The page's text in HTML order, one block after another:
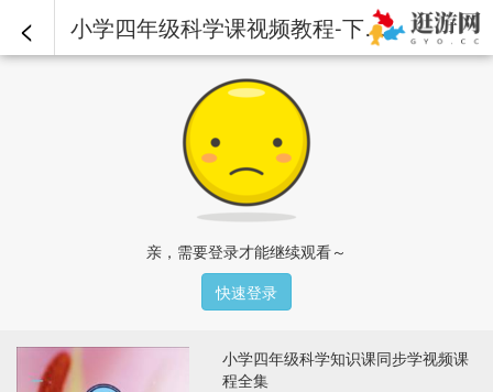
< 小学四年级科学课视频教程-下册-01.生活中的静电现象（一）——体验静电现象.mp4 - 小学四年级科学知识课同步学视频课程全集
亲，需要登录才能继续观看～
快速登录
小学四年级科学知识课同步学视频课
程全集